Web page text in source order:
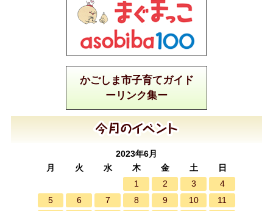
かごしま市子育てガイド
ーリンク集ー
2023年6月
月
火 水 木 金 土
日
1
2 3
4
5
6 7 8 9 10
11